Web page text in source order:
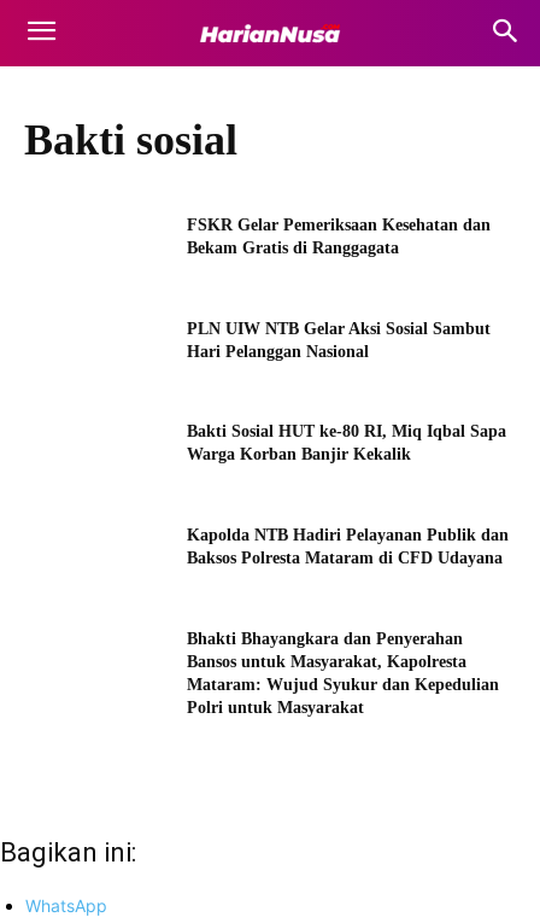
Bakti sosial
FSKR Gelar Pemeriksaan Kesehatan dan
Bekam Gratis di Ranggagata
PLN UIW NTB Gelar Aksi Sosial Sambut
Hari Pelanggan Nasional
Bakti Sosial HUT ke-80 RI, Miq Iqbal Sapa
Warga Korban Banjir Kekalik
Kapolda NTB Hadiri Pelayanan Publik dan
Baksos Polresta Mataram di CFD Udayana
Bhakti Bhayangkara dan Penyerahan
Bansos untuk Masyarakat, Kapolresta
Mataram: Wujud Syukur dan Kepedulian
Polri untuk Masyarakat
Bagikan ini:
WhatsApp